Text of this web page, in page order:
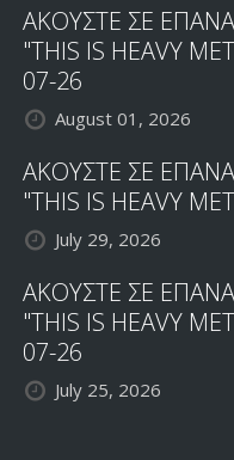
ΑΚΟΥΣΤΕ ΣΕ
"THIS IS HEAVY
07-26
August 01, 2026
ΑΚΟΥΣΤΕ ΣΕ
"THIS IS HEAVY
July 29, 2026
ΑΚΟΥΣΤΕ ΣΕ
"THIS IS HEAVY
07-26
July 25, 2026